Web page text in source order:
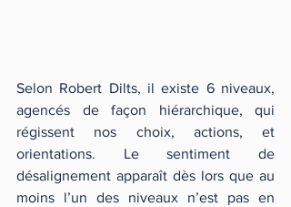
Selon Robert Dilts, il existe 6 niveaux,
agencés de façon hiérarchique, qui
régissent nos choix, actions, et
orientations. Le sentiment de
désalignement apparaît dès lors que au
moins l’un des niveaux n’est pas en